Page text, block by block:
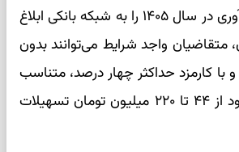
قرض‌الحسنه فرزندآوری در سال ۱۴۰۵ را به شبکه بانکی ابلاغ
متقاضیان واجد شرایط می‌توانند بدون
و با کارمزد حداکثر چهار درصد، متناسب
با تعداد فرزندان خود از ۴۴ تا ۲۲۰ میلیون تومان تسهیلات